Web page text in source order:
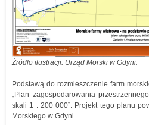
Źródło ilustracji: Urząd Morski w Gdyni.
Podstawą do rozmieszczenie farm
„Plan zagospodarowania
skali 1 : 200 000”. Projekt tego planu
Morskiego w Gdyni.